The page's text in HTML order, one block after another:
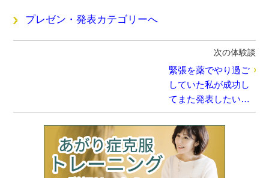
プレゼン・発表カテゴリーへ
次の体験談
緊張を薬でやり過ご
していた私が成功し
てまた発表したいと
思えた